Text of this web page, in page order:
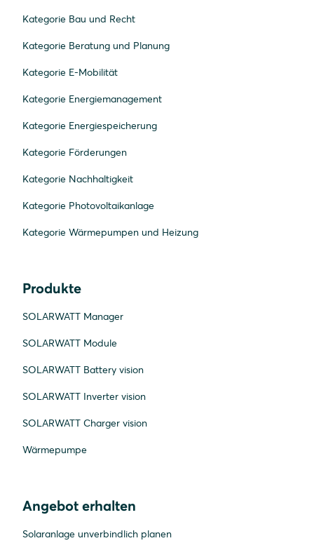
Kategorie Bau und Recht
Kategorie Beratung und Planung
Kategorie E-Mobilität
Kategorie Energiemanagement
Kategorie Energiespeicherung
Kategorie Förderungen
Kategorie Nachhaltigkeit
Kategorie Photovoltaikanlage
Kategorie Wärmepumpen und Heizung
Produkte
SOLARWATT Manager
SOLARWATT Module
SOLARWATT Battery vision
SOLARWATT Inverter vision
SOLARWATT Charger vision
Wärmepumpe
Angebot erhalten
Solaranlage unverbindlich planen